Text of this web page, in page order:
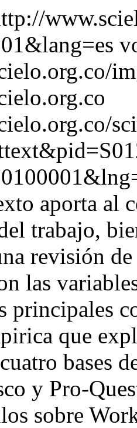
aporta al
trabajo,
revisión
las
principales
que
bases
y Pro-
sobre